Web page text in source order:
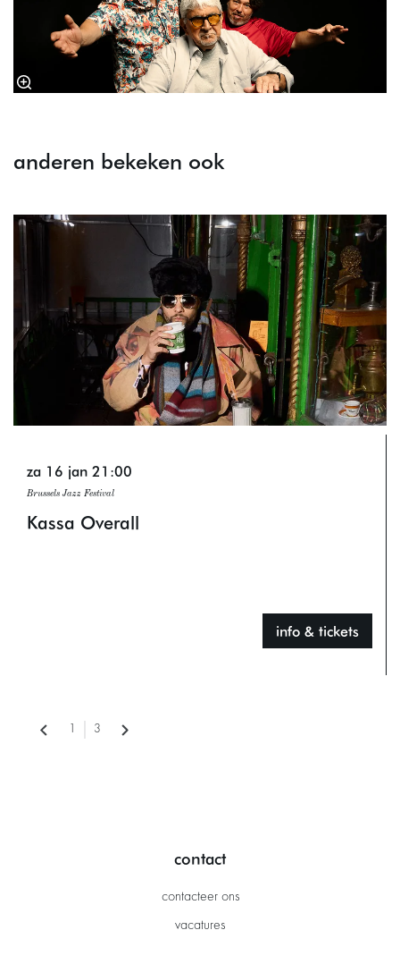
anderen bekeken ook
Kassa Overall
Brussels Jazz Festival
za 16 jan 21:00
info & tickets
1 3
contact
contacteer ons
vacatures